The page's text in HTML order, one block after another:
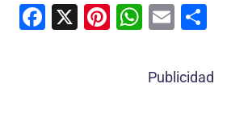
F
X
Pi W
at
E
ai m
Publicidad